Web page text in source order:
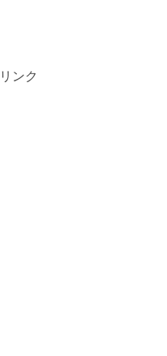
ンク